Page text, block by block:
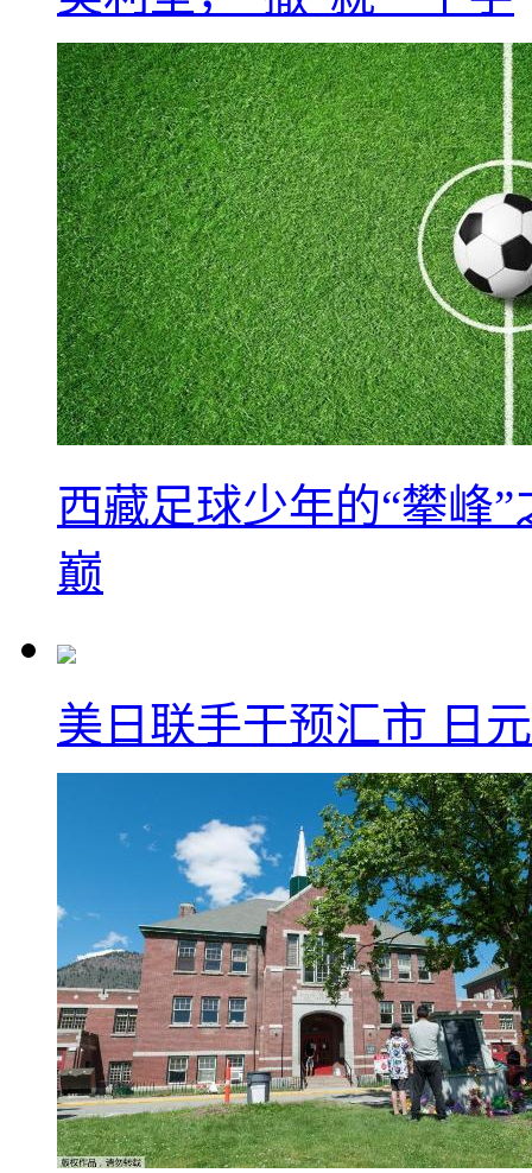
西藏足球少年的“攀峰
巅
美日联手干预汇市 日